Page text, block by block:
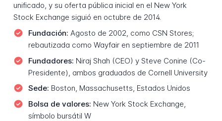
unificado, y su oferta pública inicial en el New York
Stock Exchange siguió en octubre de 2014.
Fundación: Agosto de 2002, como CSN Stores;
rebautizada como Wayfair en septiembre de 2011
Fundadores: Niraj Shah (CEO) y Steve Conine (Co-
Presidente), ambos graduados de Cornell University
Sede: Boston, Massachusetts, Estados Unidos
Bolsa de valores: New York Stock Exchange,
símbolo bursátil W